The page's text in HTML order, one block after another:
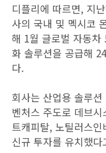
디플리에 따르면, 지
사의 국내 및 멕시코
해 1월 글로벌 자동
화 솔루션을 공급해
다.
회사는 산업용 솔루
벤처스 주도로 데브
트캐피탈, 노틸러스
신규 투자를 유치했